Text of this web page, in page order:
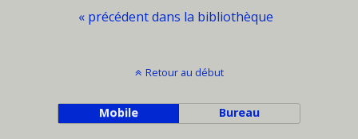
« précédent dans la bibliothèque
Retour au début
Mobile Bureau